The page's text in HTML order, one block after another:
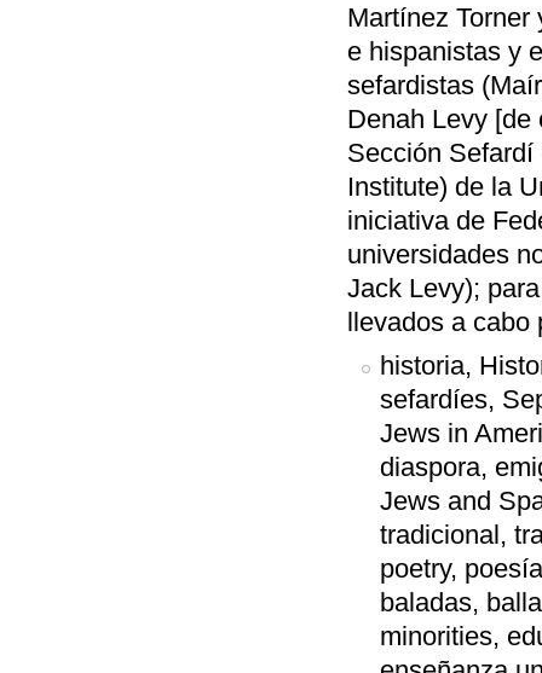
Martínez Torner
e hispanistas y
sefardistas
Denah Levy [de
Sección
Institute) de la
iniciativa de
universidades
Jack Levy);
llevados a cabo
historia,
sefardíes,
Jews in
diaspora,
Jews and
tradicional,
poetry,
baladas,
minorities,